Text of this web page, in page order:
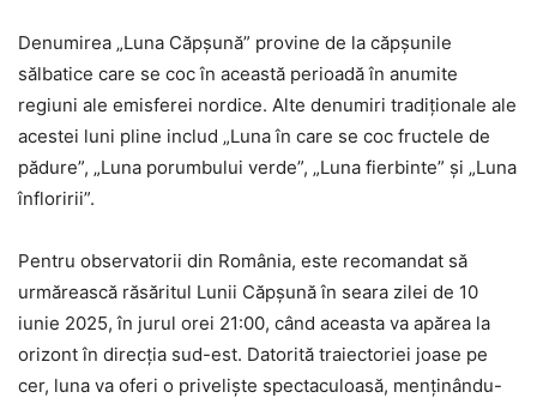
Denumirea „Luna Căpșună” provine de la căpșunile
sălbatice care se coc în această perioadă în anumite
regiuni ale emisferei nordice. Alte denumiri tradiționale ale
acestei luni pline includ „Luna în care se coc fructele de
pădure”, „Luna porumbului verde”, „Luna fierbinte” și „Luna
înfloririi”.
Pentru observatorii din România, este recomandat să
urmărească răsăritul Lunii Căpșună în seara zilei de 10
iunie 2025, în jurul orei 21:00, când aceasta va apărea la
orizont în direcția sud-est. Datorită traiectoriei joase pe
cer, luna va oferi o priveliște spectaculoasă, menținându-